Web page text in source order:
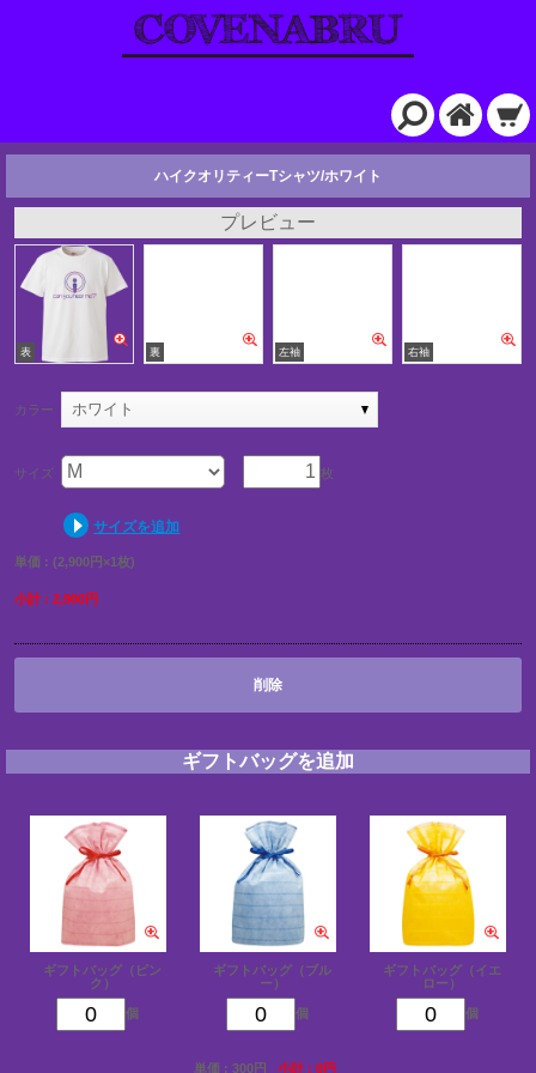
ハイクオリティーTシャツ/ホワイト
プレビュー
カラー ホワイト
枚
サイズ
サイズを追加
単価 : (2,900円×1枚)
小計 : 2,900円
削除
ギフトバッグを追加
ギフトバッグ（ピン
ク）
個
ギフトバッグ（ブル
ー）
個
ギフトバッグ（イエ
ロー）
個
単価 : 300円 小計 : 0円